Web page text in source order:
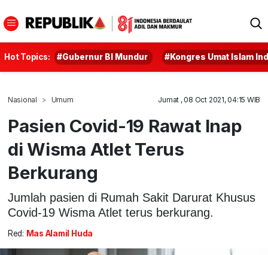
Hot Topics: #Gubernur BI Mundur #Kongres Umat Islam
Nasional Umum Jumat , 08 Oct 2021, 04:15 WIB
Pasien Covid-19 Rawat Inap
di Wisma Atlet Terus
Berkurang
Jumlah pasien di Rumah Sakit Darurat Khusus
Covid-19 Wisma Atlet terus berkurang.
Red: Mas Alamil Huda